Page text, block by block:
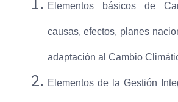
Elementos básicos de
causas, efectos, planes
adaptación al Cambio
Elementos de la Gestión